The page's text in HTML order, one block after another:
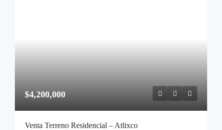
$4,200,000
Venta Terreno Residencial – Atlixco